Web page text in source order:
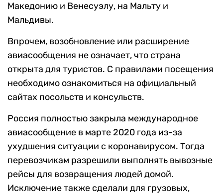
Македонию и Венесуэлу, на Мальту и
Мальдивы.
Впрочем, возобновление или расширение
авиасообщения не означает, что страна
открыта для туристов. С правилами посещения
необходимо ознакомиться на официальный
сайтах посольств и консульств.
Россия полностью закрыла международное
авиасообщение в марте 2020 года из-за
ухудшения ситуации с коронавирусом. Тогда
перевозчикам разрешили выполнять вывозные
рейсы для возвращения людей домой.
Исключение также сделали для грузовых,